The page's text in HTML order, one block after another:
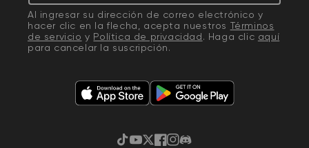
Al ingresar su dirección de correo electrónico y
hacer clic en la flecha, acepta nuestros Términos
de servicio y Política de privacidad. Haga clic aquí
para cancelar la suscripción.